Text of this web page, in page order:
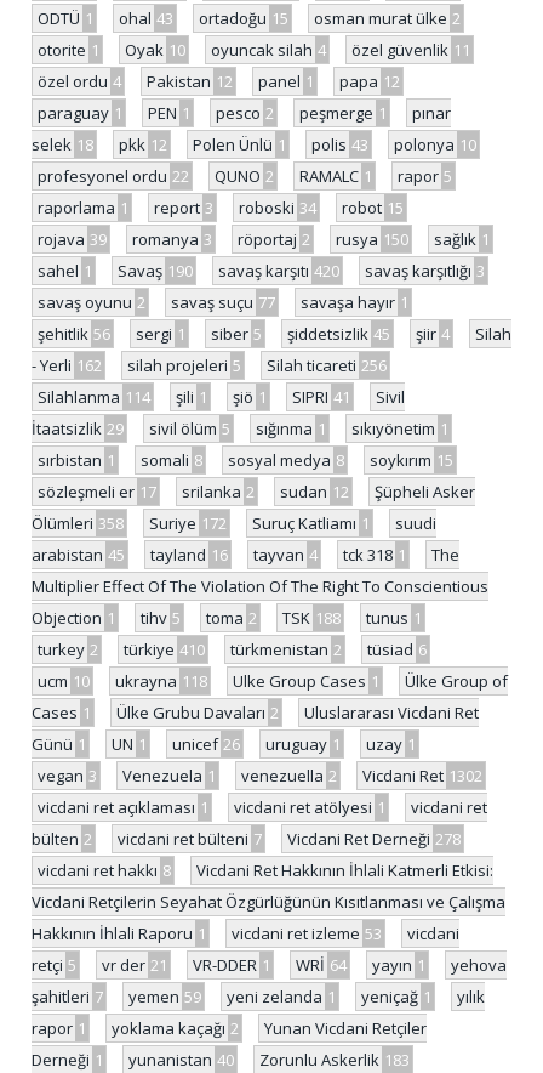
ODTÜ 1 ohal 43 ortadoğu 15 osman murat ülke 2
otorite 1 Oyak 10 oyuncak silah 4 özel güvenlik 11
özel ordu 4 Pakistan 12 panel 1 papa 12
paraguay 1 PEN 1 pesco 2 peşmerge 1
pınar
selek 18 pkk 12 Polen Ünlü 1 polis 43 polonya 10
profesyonel ordu 22 QUNO 2 RAMALC 1 rapor 5
raporlama 1 report 3 roboski 34 robot 15
rojava 39 romanya 3 röportaj 2 rusya 150 sağlık 1
sahel 1 Savaş 190 savaş karşıtı 420 savaş karşıtlığı 3
savaş oyunu 2 savaş suçu 77 savaşa hayır 1
şehitlik 56 sergi 1 siber 5 şiddetsizlik 45 şiir 4
Silah
- Yerli 162 silah projeleri 5 Silah ticareti 256
Silahlanma 114 şili 1 şiö 1 SIPRI 41
Sivil
İtaatsizlik 29 sivil ölüm 5 sığınma 1 sıkıyönetim 1
sırbistan 1 somali 8 sosyal medya 8 soykırım 15
sözleşmeli er 17 srilanka 2 sudan 12
Şüpheli Asker
Ölümleri 358 Suriye 172 Suruç Katliamı 1
suudi
arabistan 45 tayland 16 tayvan 4 tck 318 1
The
Multiplier Effect Of The Violation Of The Right To Conscientious
Objection 1 tihv 5 toma 2 TSK 188 tunus 1
turkey 2 türkiye 410 türkmenistan 2 tüsiad 6
ucm 10 ukrayna 118 Ulke Group Cases 1
Ülke Group of
Cases 1 Ülke Grubu Davaları 2
Uluslararası Vicdani Ret
Günü 1 UN 1 unicef 26 uruguay 1 uzay 1
vegan 3 Venezuela 1 venezuella 2 Vicdani Ret 1302
vicdani ret açıklaması 1 vicdani ret atölyesi 1
vicdani ret
bülten 2 vicdani ret bülteni 7 Vicdani Ret Derneği 278
vicdani ret hakkı 8
Vicdani Ret Hakkının İhlali Katmerli Etkisi:
Vicdani Retçilerin Seyahat Özgürlüğünün Kısıtlanması ve Çalışma
Hakkının İhlali Raporu 1 vicdani ret izleme 53
vicdani
retçi 5 vr der 21 VR-DDER 1 WRİ 64 yayın 1
yehova
şahitleri 7 yemen 59 yeni zelanda 1 yeniçağ 1
yılık
rapor 1 yoklama kaçağı 2
Yunan Vicdani Retçiler
Derneği 1 yunanistan 40 Zorunlu Askerlik 183